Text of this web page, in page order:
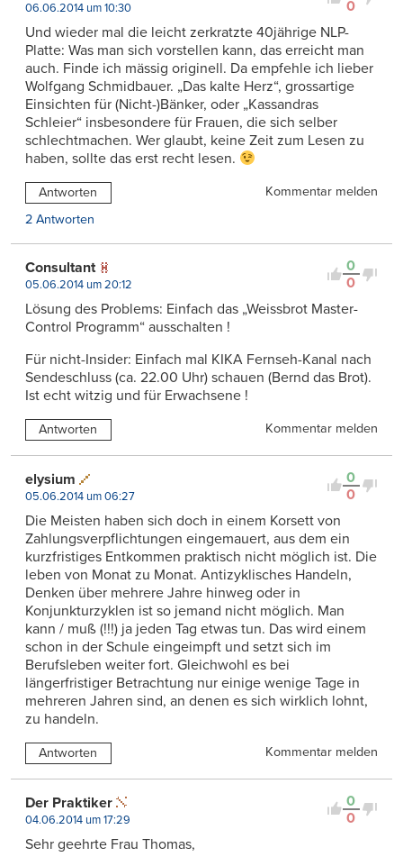
0
06.06.2014 um 10:30
Und wieder mal die leicht zerkratzte 40jährige NLP-
Platte: Was man sich vorstellen kann, das erreicht man
auch. Finde ich mässig originell. Da empfehle ich lieber
Wolfgang Schmidbauer. „Das kalte Herz“, grossartige
Einsichten für (Nicht-)Bänker, oder „Kassandras
Schleier“ insbesondere für Frauen, die sich selber
schlechtmachen. Wer glaubt, keine Zeit zum Lesen zu
haben, sollte das erst recht lesen.
Antworten
Kommentar melden
2 Antworten
0
0
Consultant
05.06.2014 um 20:12
Lösung des Problems: Einfach das „Weissbrot Master-
Control Programm“ ausschalten !
Für nicht-Insider: Einfach mal KIKA Fernseh-Kanal nach
Sendeschluss (ca. 22.00 Uhr) schauen (Bernd das Brot).
Ist echt witzig und für Erwachsene !
Antworten Kommentar melden
0
0
elysium
05.06.2014 um 06:27
Die Meisten haben sich doch in einem Korsett von
Zahlungsverpflichtungen eingemauert, aus dem ein
kurzfristiges Entkommen praktisch nicht möglich ist. Die
leben von Monat zu Monat. Antizyklisches Handeln,
Denken über mehrere Jahre hinweg oder in
Konjunkturzyklen ist so jemand nicht möglich. Man
kann / muß (!!!) ja jeden Tag etwas tun. Das wird einem
schon in der Schule eingeimpft und setzt sich im
Berufsleben weiter fort. Gleichwohl es bei
längerfristiger Betrachtung nur einige wenige Tage in
mehreren Jahren sind, an denen es sich wirklich lohnt,
zu handeln.
Antworten Kommentar melden
0
0
Der Praktiker
04.06.2014 um 17:29
Sehr geehrte Frau Thomas,